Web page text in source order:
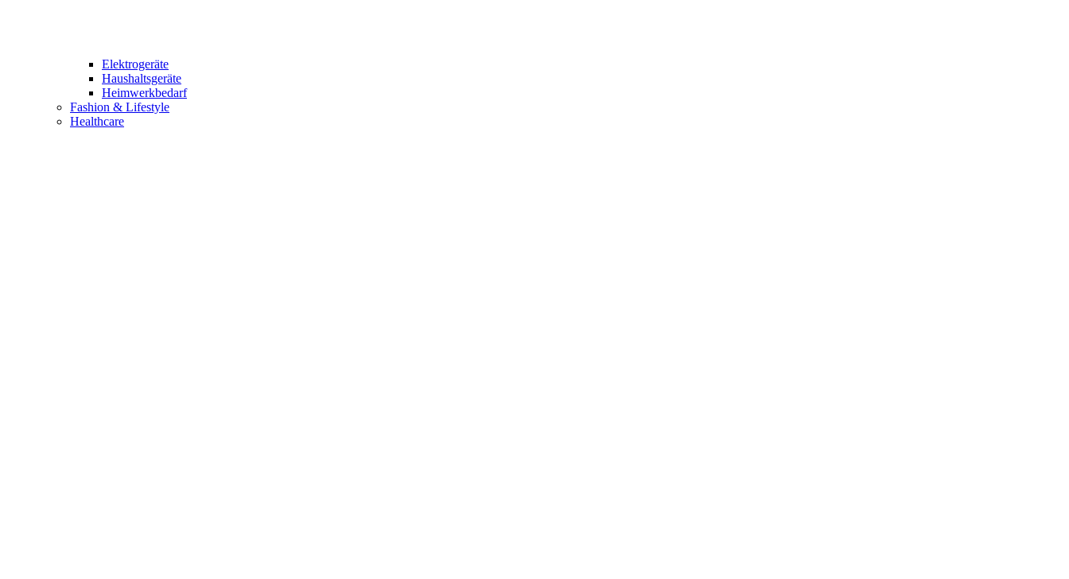
Elektrogeräte
Haushaltsgeräte
Heimwerkbedarf
Fashion & Lifestyle
Healthcare